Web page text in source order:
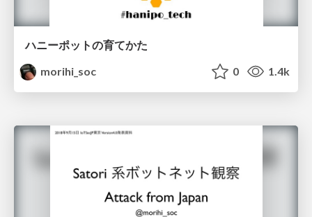
ハニーポットの育てかた
morihi_soc
0 1.4k